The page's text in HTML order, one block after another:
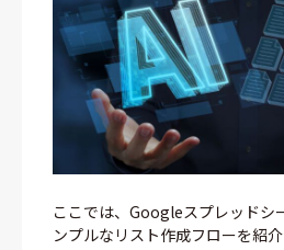
ここでは、Googleスプレッドシ
ンプルなリスト作成フローを紹介